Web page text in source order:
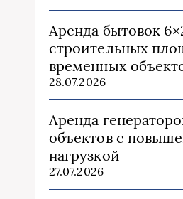
Аренда бытовок
строительных
временных
28.07.2026
Аренда
объектов с
нагрузкой
27.07.2026